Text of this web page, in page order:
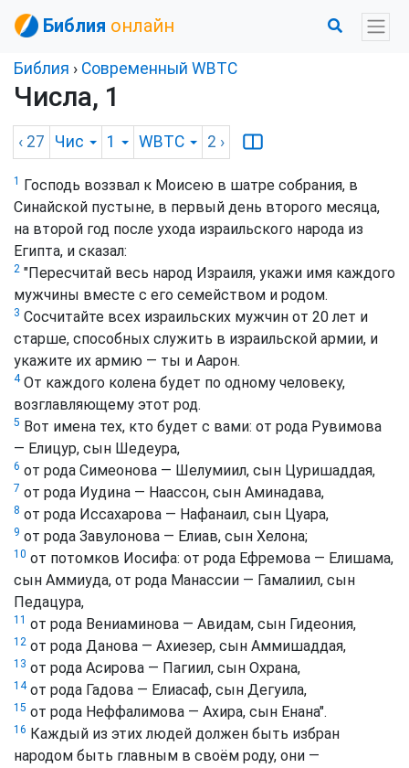
Библия онлайн
Библия › Cовременный WBTC
Числа, 1
‹ 27 Чис 1 WBTC 2 ›
1
Господь воззвал к Моисею в шатре собрания, в
Синайской пустыне, в первый день второго месяца,
на второй год после ухода израильского народа из
Египта, и сказал:
2 "Пересчитай весь народ Израиля, укажи имя каждого
мужчины вместе с его семейством и родом.
3 Сосчитайте всех израильских мужчин от 20 лет и
старше, способных служить в израильской армии, и
укажите их армию — ты и Аарон.
4От каждого колена будет по одному человеку,
возглавляющему этот род.
5 Вот имена тех, кто будет с вами: от рода Рувимова
— Елицур, сын Шедеура,
6 от рода Симеонова — Шелумиил, сын Цуришаддая,
7 от рода Иудина — Наассон, сын Аминадава,
8 от рода Иссахарова — Нафанаил, сын Цуара,
9 от рода Завулонова — Елиав, сын Хелона;
10 от потомков Иосифа: от рода Ефремова — Елишама,
сын Аммиуда, от рода Манассии — Гамалиил, сын
Педацура,
11 от рода Вениаминова — Авидам, сын Гидеония,
12 от рода Данова — Ахиезер, сын Аммишаддая,
13 от рода Асирова — Пагиил, сын Охрана,
14от рода Гадова — Елиасаф, сын Дегуила,
15 от рода Неффалимова — Ахира, сын Енана".
16 Каждый из этих людей должен быть избран
народом быть главным в своём роду, они —